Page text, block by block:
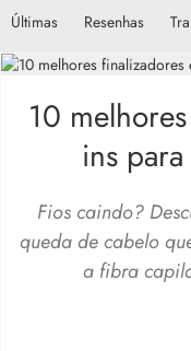
Últimas Resenhas
10
ins
Fios caindo?
queda de cabelo
a fibra